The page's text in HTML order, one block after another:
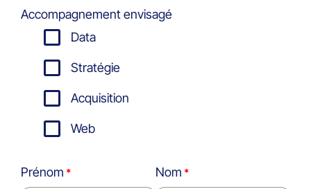
Accompagnement envisagé
Data
Stratégie
Acquisition
Web
Prénom Nom